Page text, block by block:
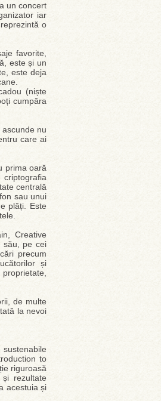
un concert
iar
o
favorite,
este și un
este deja
(niște
cumpăra
nu
care ai
prima oară
centrală
sau unui
plăți. Este
Creative
său, pe cei
precum
și
de multe
la nevoi
sustenabile
to
riguroasă
rezultate
acestuia și